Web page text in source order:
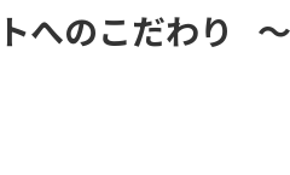
へのこだわり